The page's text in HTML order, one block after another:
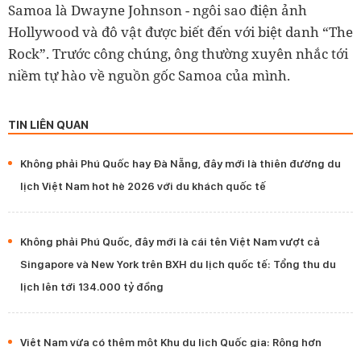
Samoa là Dwayne Johnson - ngôi sao điện ảnh
Hollywood và đô vật được biết đến với biệt danh “The
Rock”. Trước công chúng, ông thường xuyên nhắc tới
niềm tự hào về nguồn gốc Samoa của mình.
TIN LIÊN QUAN
Không phải Phú Quốc hay Đà Nẵng, đây mới là thiên đường du
lịch Việt Nam hot hè 2026 với du khách quốc tế
Không phải Phú Quốc, đây mới là cái tên Việt Nam vượt cả
Singapore và New York trên BXH du lịch quốc tế: Tổng thu du
lịch lên tới 134.000 tỷ đồng
Việt Nam vừa có thêm một Khu du lịch Quốc gia: Rộng hơn